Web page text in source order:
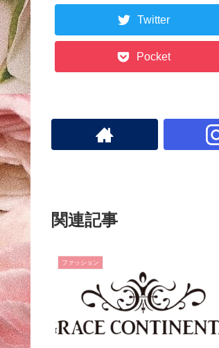
Twitter
Pocket
関連記事
ファッション